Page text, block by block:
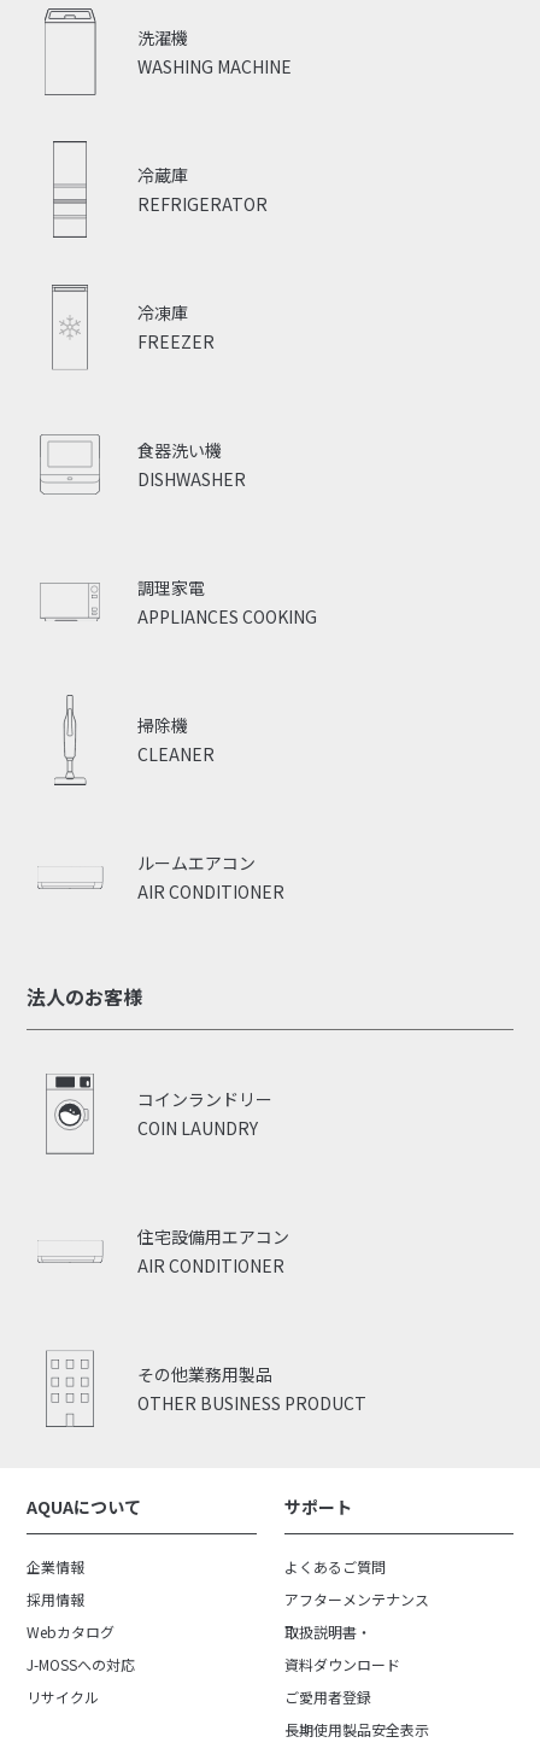
WASHING MACHINE
洗濯機
REFRIGERATOR
冷蔵庫
FREEZER
冷凍庫
DISHWASHER
食器洗い機
APPLIANCES COOKING
調理家電
CLEANER
掃除機
AIR CONDITIONER
ルームエアコン
法人のお客様
COIN LAUNDRY
コインランドリー
AIR CONDITIONER
住宅設備用エアコン
OTHER BUSINESS PRODUCT
その他業務用製品
AQUAについて
企業情報
採用情報
Webカタログ
J-MOSSへの対応
リサイクル
サポート
よくあるご質問
アフターメンテナンス
取扱説明書・
資料ダウンロード
ご愛用者登録
長期使用製品安全表示